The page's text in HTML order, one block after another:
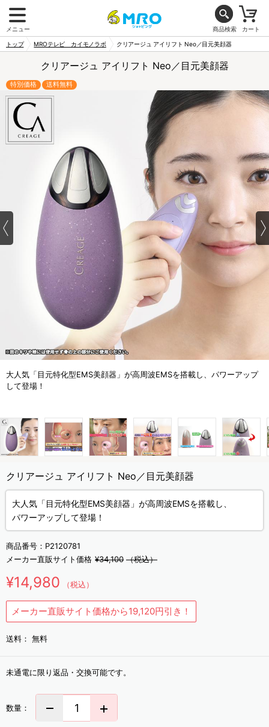
メニュー 商品検索 カート
トップ MROテレビ カイモノラボ クリアージュ アイリフト Neo／目元美顔器
クリアージュ アイリフト Neo／目元美顔器
特別価格 送料無料
大人気「目元特化型EMS美顔器」が高周波EMSを搭載し、パワーアップ
して登場！
クリアージュ アイリフト Neo／目元美顔器
大人気「目元特化型EMS美顔器」が高周波EMSを搭載し、
パワーアップして登場！
商品番号： P2120781
メーカー直販サイト価格 ¥34,100 （税込）
¥14,980 （税込）
メーカー直販サイト価格から19,120円引き！
送料： 無料
未通電に限り返品・交換可能です。
数量：